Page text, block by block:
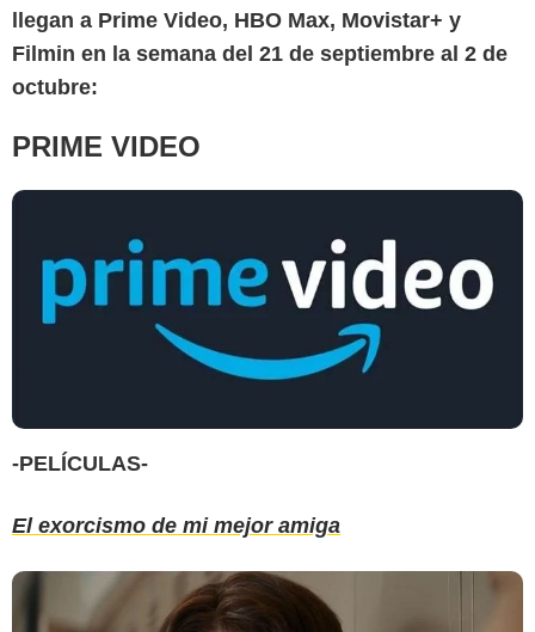
llegan a Prime Video, HBO Max, Movistar+ y
Filmin en la semana del 21 de septiembre al 2 de
octubre:
PRIME VIDEO
-PELÍCULAS-
El exorcismo de mi mejor amiga